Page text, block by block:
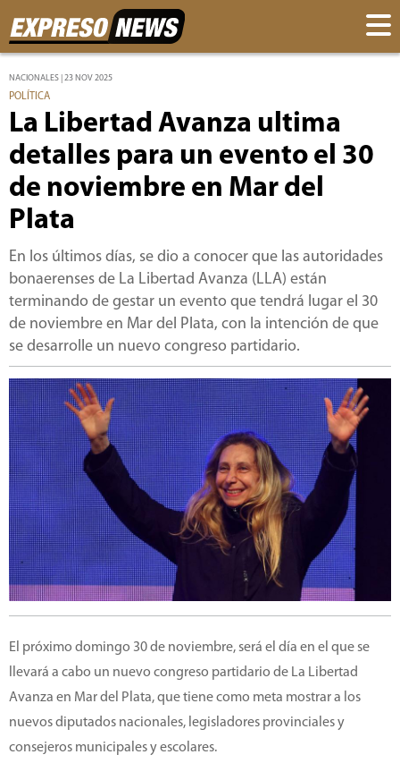
NACIONALES | 23 NOV 2025
POLÍTICA
La Libertad Avanza ultima
detalles para un evento el 30
de noviembre en Mar del
Plata
En los últimos días, se dio a conocer que las autoridades
bonaerenses de La Libertad Avanza (LLA) están
terminando de gestar un evento que tendrá lugar el 30
de noviembre en Mar del Plata, con la intención de que
se desarrolle un nuevo congreso partidario.
El próximo domingo 30 de noviembre, será el día en el que se
llevará a cabo un nuevo congreso partidario de La Libertad
Avanza en Mar del Plata, que tiene como meta mostrar a los
nuevos diputados nacionales, legisladores provinciales y
consejeros municipales y escolares.